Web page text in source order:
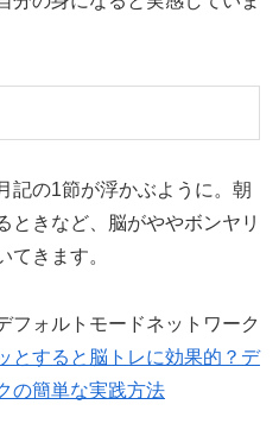
記の1節が浮かぶように。朝
ときなど、脳がややボンヤリ
てきます。
フォルトモードネットワーク
とすると脳トレに効果的？デ
の簡単な実践方法